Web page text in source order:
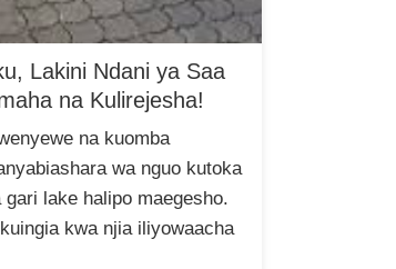
Lakini Ndani ya Saa
na Kulirejesha!
na kuomba
wa nguo kutoka
lake halipo maegesho.
kwa njia iliyowaacha